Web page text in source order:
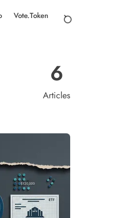
Vote.Token
6
Articles